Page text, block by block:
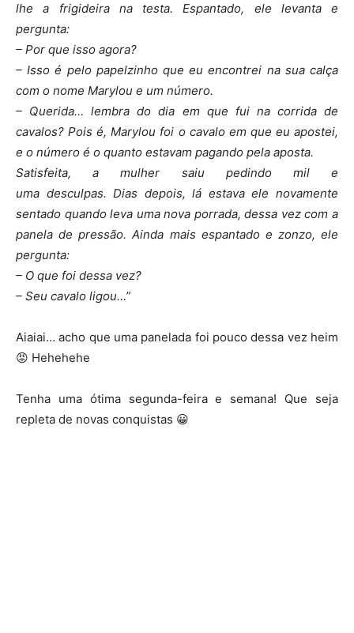
lhe a frigideira na testa. Espantado, ele levanta e
pergunta:
– Por que isso agora?
– Isso é pelo papelzinho que eu encontrei na sua calça
com o nome Marylou e um número.
– Querida… lembra do dia em que fui na corrida de
cavalos?Pois é, Marylou foi o cavalo em que eu apostei,
e o número é o quanto estavam pagando pela aposta.
Satisfeita, a mulher saiu pedindo mil e
uma desculpas. Dias depois, lá estava ele novamente
sentado quando leva uma nova porrada, dessa vez com a
panela de pressão. Ainda mais espantado e zonzo, ele
pergunta:
– O que foi dessa vez?
– Seu cavalo ligou…”
Aiaiai… acho que uma panelada foi pouco dessa vez heim
😡 Hehehehe
Tenha uma ótima segunda-feira e semana! Que seja
repleta de novas conquistas 😀